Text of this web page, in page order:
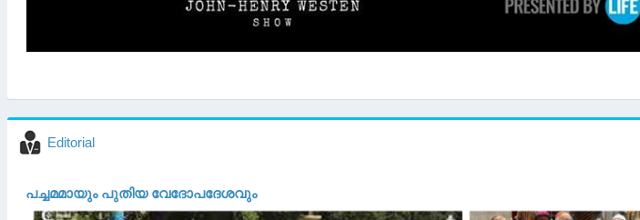
Editorial
പച്ചമമായും പുതിയ വേദോപദേശവും